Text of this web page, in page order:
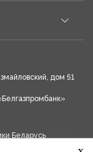
дом 51
Беларусь